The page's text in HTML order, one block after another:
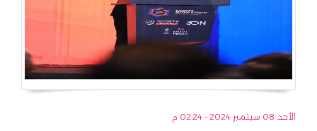
الأحد, 08 سبتمبر 2024 - 02:24 م